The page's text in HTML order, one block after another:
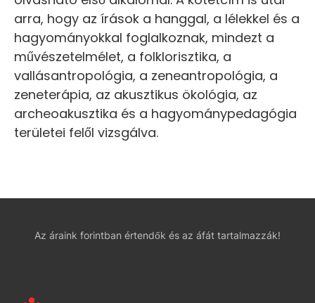
arra, hogy az írások a hanggal, a lélekkel és a
hagyományokkal foglalkoznak, mindezt a
művészetelmélet, a folklorisztika, a
vallásantropológia, a zeneantropológia, a
zeneterápia, az akusztikus ökológia, az
archeoakusztika és a hagyománypedagógia
területei felől vizsgálva.
Az áraink forintban értendők és az áfát tartalmazzák!